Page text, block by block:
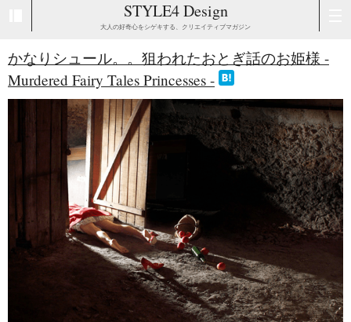
STYLE4 Design
大人の好奇心をシゲキする、クリエイティブマガジン
かなりシュール。。狙われたおとぎ話のお姫様 -
Murdered Fairy Tales Princesses -